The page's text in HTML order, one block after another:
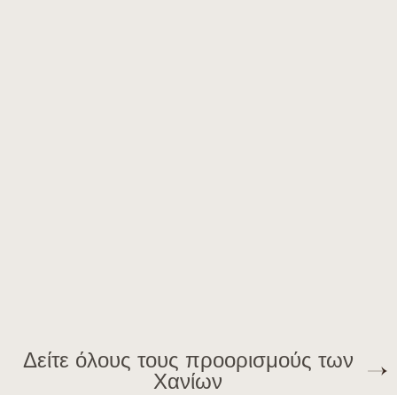
Δείτε όλους τους προορισμούς των
Χανίων